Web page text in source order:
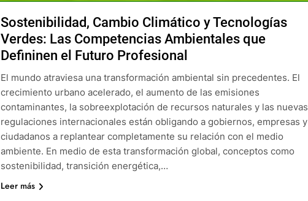
Sostenibilidad, Cambio Climático y Tecnologías
Verdes: Las Competencias Ambientales que
Defininen el Futuro Profesional
El mundo atraviesa una transformación ambiental sin precedentes. El
crecimiento urbano acelerado, el aumento de las emisiones
contaminantes, la sobreexplotación de recursos naturales y las nuevas
regulaciones internacionales están obligando a gobiernos, empresas y
ciudadanos a replantear completamente su relación con el medio
ambiente. En medio de esta transformación global, conceptos como
sostenibilidad, transición energética,…
Leer más